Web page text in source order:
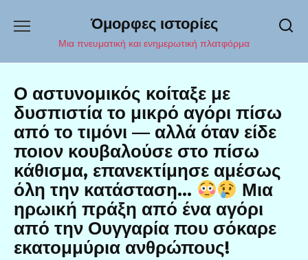
содержанию
Όμορφες ιστορίες
Μια πνευματική και ενημερωτική πλατφόρμα
Ο αστυνομικός κοίταξε με
δυσπιστία το μικρό αγόρι πίσω
από το τιμόνι — αλλά όταν είδε
ποιον κουβαλούσε στο πίσω
κάθισμα, επανεκτίμησε αμέσως
όλη την κατάσταση…
Μια
ηρωική πράξη από ένα αγόρι
από την Ουγγαρία που σόκαρε
εκατομμύρια ανθρώπους!